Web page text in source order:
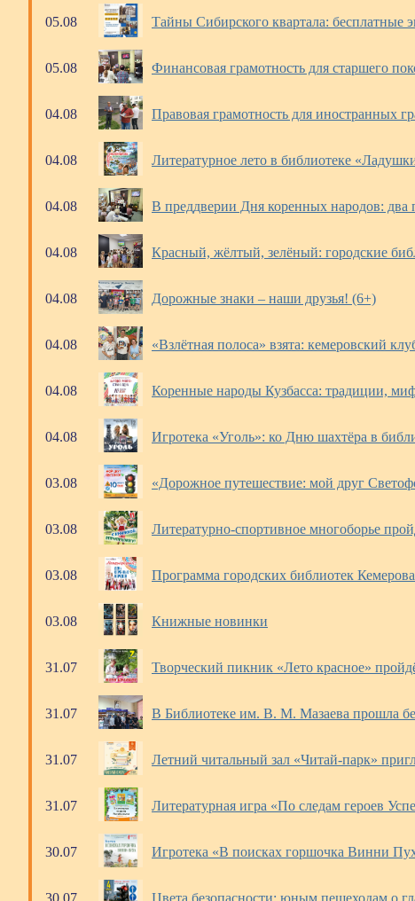
05.08 Тайны Сибирского квартала: бесплатные
05.08 Финансовая грамотность для старшего
04.08 Правовая грамотность для иностранных
04.08 Литературное лето в библиотеке
04.08 В преддверии Дня коренных народов: два
04.08 Красный, жёлтый, зелёный: городские
04.08 Дорожные знаки – наши друзья! (6+)
04.08 «Взлётная полоса» взята: кемеровский
04.08 Коренные народы Кузбасса: традиции,
04.08 Игротека «Уголь»: ко Дню шахтёра в
03.08 «Дорожное путешествие: мой друг
03.08 Литературно-спортивное многоборье
03.08 Программа городских библиотек
03.08 Книжные новинки
31.07 Творческий пикник «Лето красное»
31.07 В Библиотеке им. В. М. Мазаева прошла
31.07 Летний читальный зал «Читай-парк»
31.07 Литературная игра «По следам героев
30.07 Игротека «В поисках горшочка Винни